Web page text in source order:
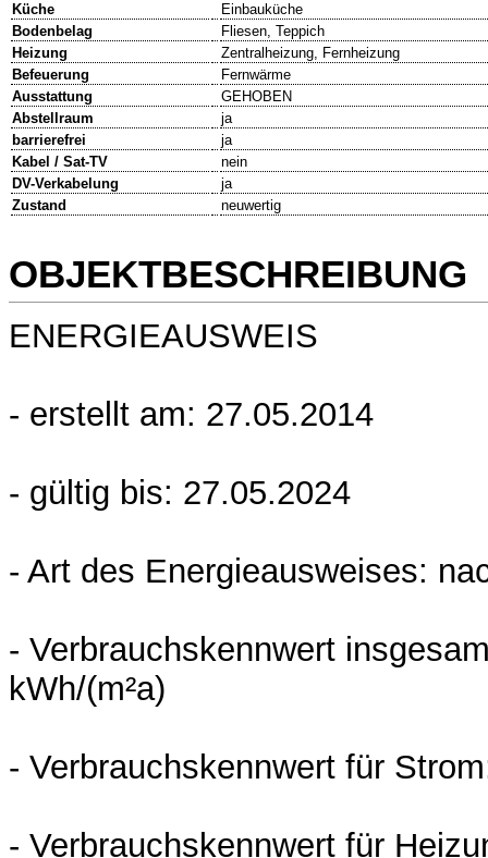
Küche
Einbauküche
Bodenbelag
Fliesen, Teppich
Heizung
Zentralheizung, Fernheizung
Befeuerung
Fernwärme
Ausstattung
GEHOBEN
Abstellraum
ja
barrierefrei
ja
Kabel / Sat-TV
nein
DV-Verkabelung
ja
Zustand
neuwertig
OBJEKTBESCHREIBUNG
ENERGIEAUSWEIS
- erstellt am: 27.05.2014
- gültig bis: 27.05.2024
- Art des Energieausweises:
- Verbrauchskennwert
kWh/(m²a)
- Verbrauchskennwert für
- Verbrauchskennwert für